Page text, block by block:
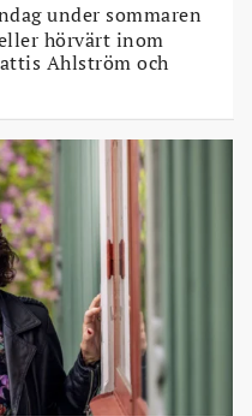
under sommaren
hörvärt inom
Ahlström och